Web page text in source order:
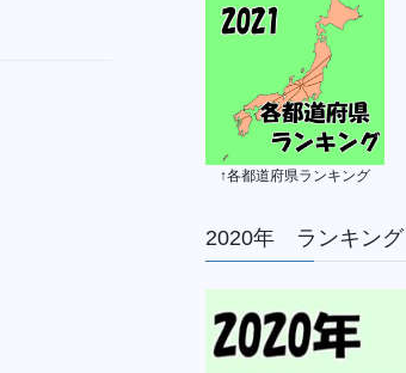
↑各都道府県ランキング
2020年 ランキング